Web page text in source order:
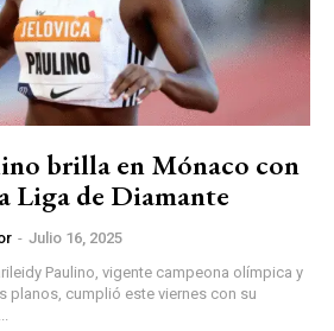
brilla en Mónaco con
Liga de Diamante
- Julio 16, 2025
Paulino, vigente campeona olímpica y
planos, cumplió este viernes con su